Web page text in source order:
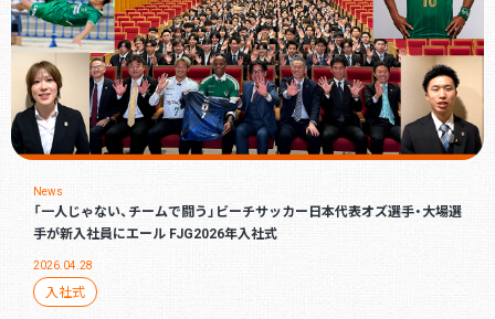
News
「一人じゃない、チームで闘う」ビーチサッカー日本代表オズ選手・大場選
手が新入社員にエール FJG2026年入社式
2026.04.28
入社式